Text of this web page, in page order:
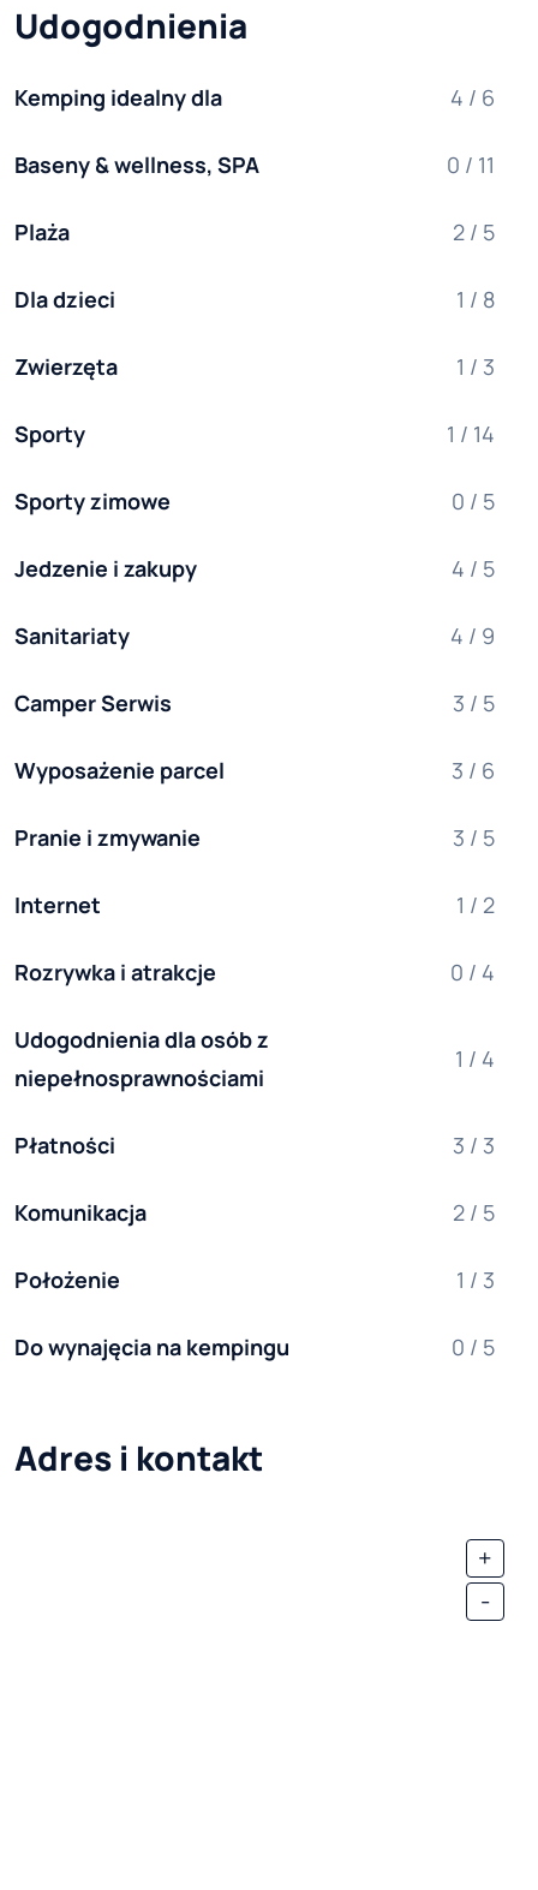
Udogodnienia
Kemping idealny dla 4 / 6
Baseny & wellness, SPA 0 / 11
Plaża 2 / 5
Dla dzieci 1 / 8
Zwierzęta 1 / 3
Sporty 1 / 14
Sporty zimowe 0 / 5
Jedzenie i zakupy 4 / 5
Sanitariaty 4 / 9
Camper Serwis 3 / 5
Wyposażenie parcel 3 / 6
Pranie i zmywanie 3 / 5
Internet 1 / 2
Rozrywka i atrakcje 0 / 4
Udogodnienia dla osób z
niepełnosprawnościami
1 / 4
Płatności 3 / 3
Komunikacja 2 / 5
Położenie 1 / 3
Do wynajęcia na kempingu 0 / 5
Adres i kontakt
+
-